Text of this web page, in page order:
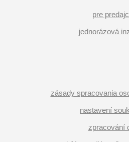
pre
jednorázová
zásady spracovania
nastavení
zpracování